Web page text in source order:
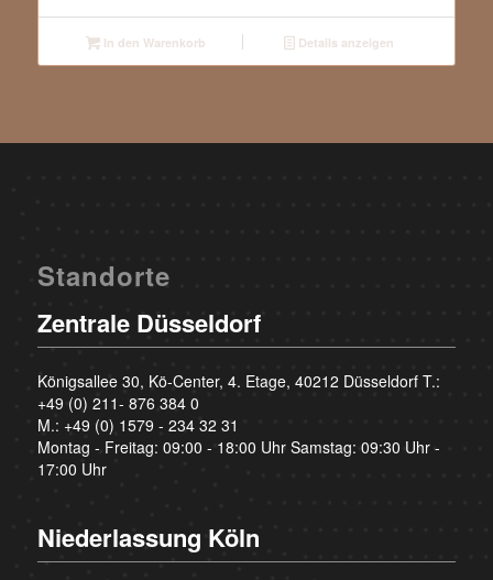
In den Warenkorb Details anzeigen
Standorte
Zentrale Düsseldorf
Königsallee 30, Kö-Center, 4. Etage, 40212 Düsseldorf T.:
+49 (0) 211- 876 384 0
M.: +49 (0) 1579 - 234 32 31
Montag - Freitag: 09:00 - 18:00 Uhr Samstag: 09:30 Uhr -
17:00 Uhr
Niederlassung Köln